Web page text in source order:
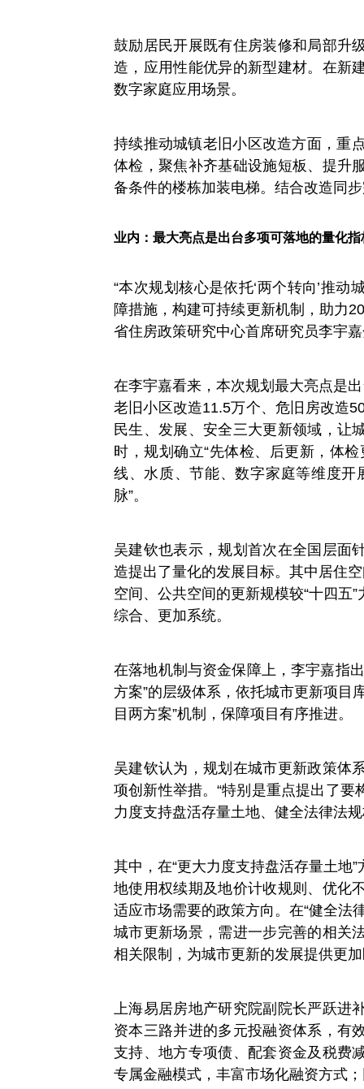
鼓励居民开展既有住房装修和局部升
造，应用性能优异的新型建材。在新
数字家庭应用场景。
持续推动城镇老旧小区改造方面，重
体检，聚焦补齐基础设施短板、提升
备条件的楼栋加装电梯。结合改造同
业内：最大亮点是出台多项可落地的量化
“本次规划核心是依托‘两个转向’推
障措施，构建可持续更新机制，助力
省住房政策研究中心首席研究员李宇
在李宇嘉看来，本次规划最大亮点是
老旧小区改造11.5万个、危旧房改造
民生、发展、安全三大更新领域，让
时，规划确立“先体检、后更新，体
线、水质、节能、数字家庭等维度开
脉”。
吴建钦也表示，规划首次在全国层面
造提出了量化的发展目标。其中居住
空间、公共空间的更新规模较“十四五
综合、更加系统。
在落地机制与资金保障上，李宇嘉指
方案”的层级体系，依托城市更新项目
目两方案”机制，保障项目有序推进。
吴建钦认为，规划在城市更新政策体
项创新性举措。“特别是重点提出了
力度支持盘活存量土地、健全法律法
其中，在“更大力度支持盘活存量土地
地使用权续期及地价计收规则、优化
适应市场需要的政策方向。在“健全法
城市更新场景，需进一步完善的相关
相关限制，为城市更新的发展提供更
上海易居房地产研究院副院长严跃
资本三路并进的多元投融资体系，有
支持、地方专项债、配套资金及税费
专属金融模式，丰富市场化融资方式